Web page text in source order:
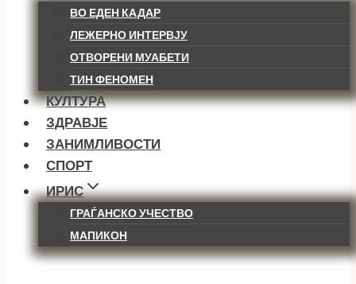
ВО ЕДЕН КАДАР
ЛЕЖЕРНО ИНТЕРВЈУ
ОТВОРЕНИ МУАБЕТИ
ТИН ФЕНОМЕН
КУЛТУРА
ЗДРАВЈЕ
ЗАНИМЛИВОСТИ
СПОРТ
ИРИС
ГРАЃАНСКО УЧЕСТВО
МАПИКОН